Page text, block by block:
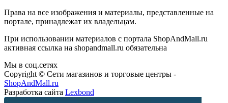
Права на все изображения и материалы, представленные на
портале, принадлежат их владельцам.
При использовании материалов с портала ShopAndMall.ru
активная ссылка на shopandmall.ru обязательна
Мы в соц.сетях
Copyright © Сети магазинов и торговые центры -
ShopAndMall.ru
Разработка сайта Lexbond